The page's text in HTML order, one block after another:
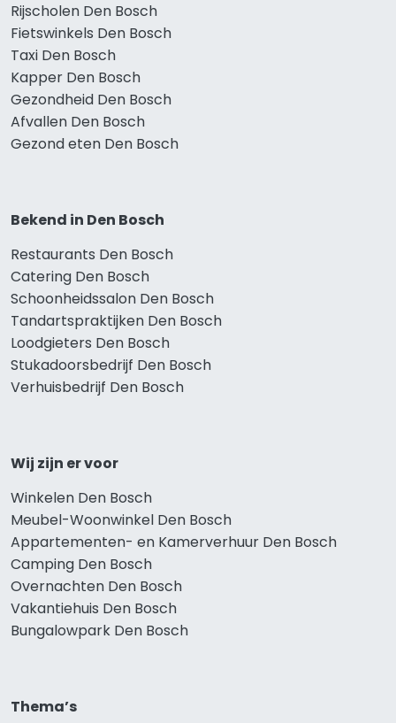
Rijscholen Den Bosch
Fietswinkels Den Bosch
Taxi Den Bosch
Kapper Den Bosch
Gezondheid Den Bosch
Afvallen Den Bosch
Gezond eten Den Bosch
Bekend in Den Bosch
Restaurants Den Bosch
Catering Den Bosch
Schoonheidssalon Den Bosch
Tandartspraktijken Den Bosch
Loodgieters Den Bosch
Stukadoorsbedrijf Den Bosch
Verhuisbedrijf Den Bosch
Wij zijn er voor
Winkelen Den Bosch
Meubel-Woonwinkel Den Bosch
Appartementen- en Kamerverhuur Den Bosch
Camping Den Bosch
Overnachten Den Bosch
Vakantiehuis Den Bosch
Bungalowpark Den Bosch
Thema’s